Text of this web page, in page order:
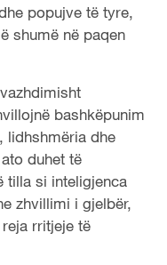
popujve të tyre,
shumë në paqen
bashkëpunim
lidhshmëria dhe
duhet të
tilla si inteligjenca
zhvillimi i gjelbër,
rritjeje të